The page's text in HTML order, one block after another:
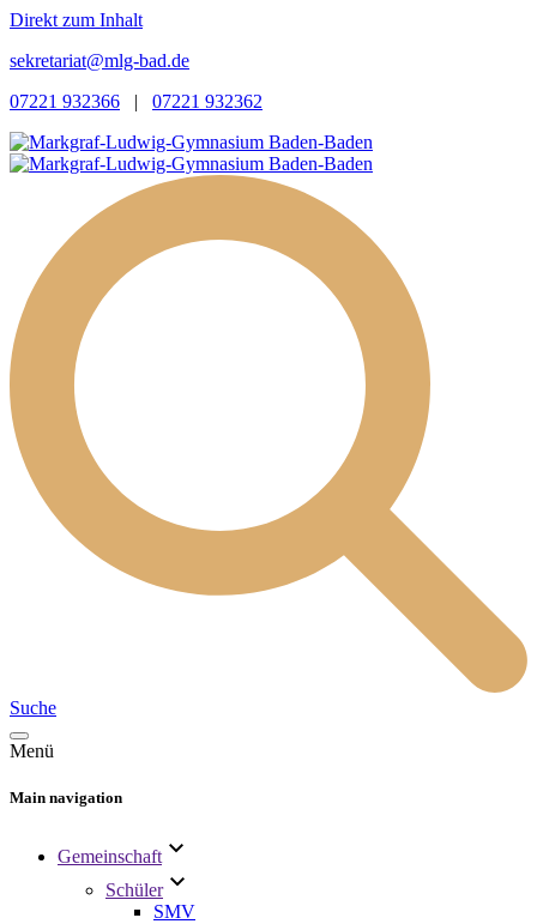
Direkt zum Inhalt
sekretariat@mlg-bad.de
07221 932366 | 07221 932362
Suche
Menü
Main navigation
Gemeinschaft
Schüler
SMV